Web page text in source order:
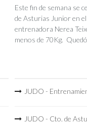
Este fin de semana se
de Asturias Junior en
entrenadora Nerea
menos de 70Kg.
JUDO -
JUDO - Cto. de